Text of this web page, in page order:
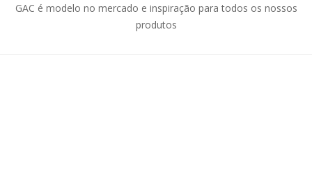
GAC é modelo no mercado e inspiração para todos os nossos
produtos